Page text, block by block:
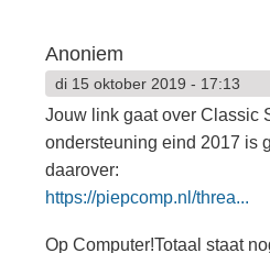
Anoniem
di 15 oktober 2019 - 17:13
Jouw link gaat over Classic
ondersteuning eind 2017 is
daarover:
https://piepcomp.nl/threa...
Op Computer!Totaal staat